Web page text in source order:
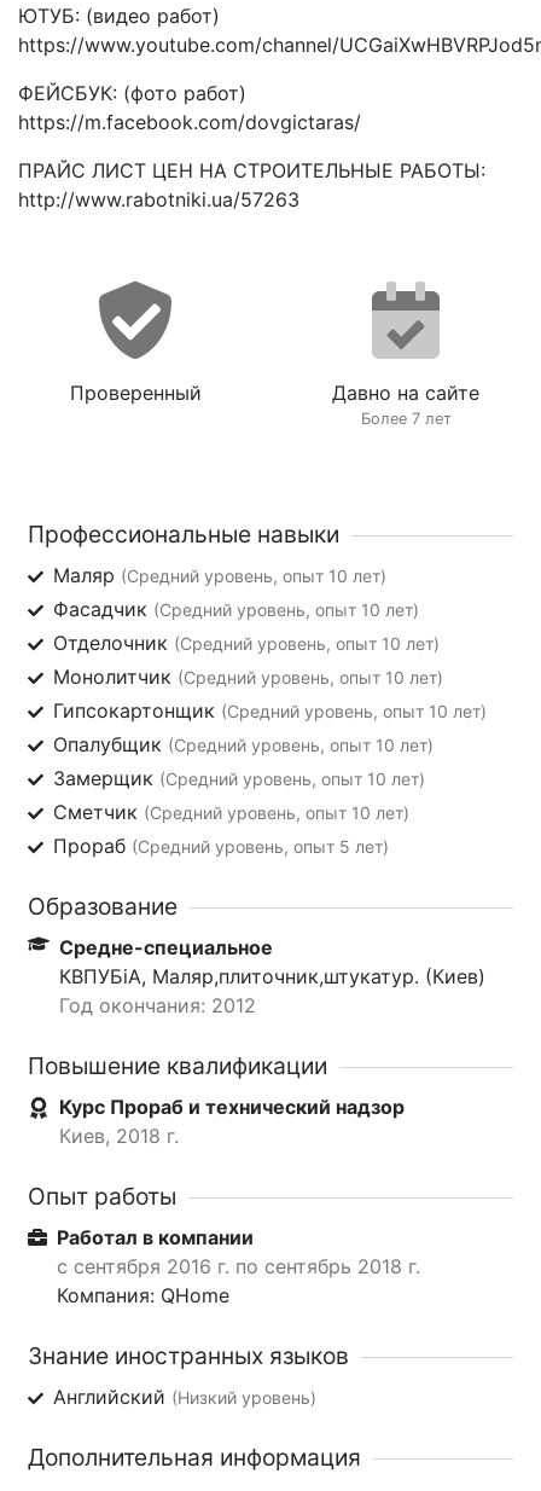
ЮТУБ: (видео работ)
https://www.youtube.com/channel/
ФЕЙСБУК: (фото работ)
https://m.facebook.com/dovgictaras/
ПРАЙС ЛИСТ ЦЕН НА СТРОИТЕЛЬНЫЕ РАБОТЫ:
http://www.rabotniki.ua/57263
Проверенный Давно на сайте
Более 7 лет
Профессиональные навыки
Маляр (Средний уровень, опыт 10 лет)
Фасадчик (Средний уровень, опыт 10 лет)
Отделочник (Средний уровень, опыт 10 лет)
Монолитчик (Средний уровень, опыт 10 лет)
Гипсокартонщик (Средний уровень, опыт 10 лет)
Опалубщик (Средний уровень, опыт 10 лет)
Замерщик (Средний уровень, опыт 10 лет)
Сметчик (Средний уровень, опыт 10 лет)
Прораб (Средний уровень, опыт 5 лет)
Образование
Средне-специальное
КВПУБіА, Маляр,плиточник,штукатур. (Киев)
Год окончания: 2012
Повышение квалификации
Курс Прораб и технический надзор
Киев, 2018 г.
Опыт работы
Работал в компании
с сентября 2016 г. по сентябрь 2018 г.
Компания: QHome
Знание иностранных языков
Английский (Низкий уровень)
Дополнительная информация